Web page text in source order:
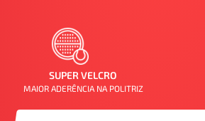
SUPER VELCRO
MAIOR ADERÊNCIA NA POLITRIZ